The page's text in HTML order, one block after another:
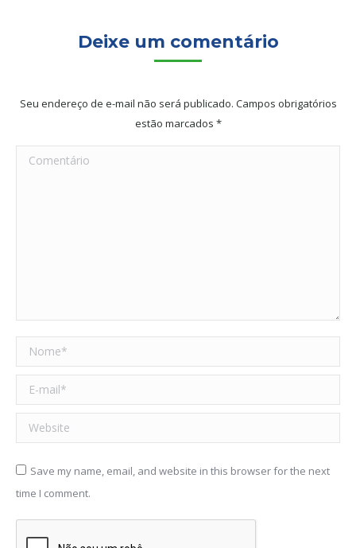
Deixe um comentário
Seu endereço de e-mail não será publicado. Campos obrigatórios
estão marcados *
Comentário
Nome *
E-mail *
Website
Save my name, email, and website in this browser for the next
time I comment.